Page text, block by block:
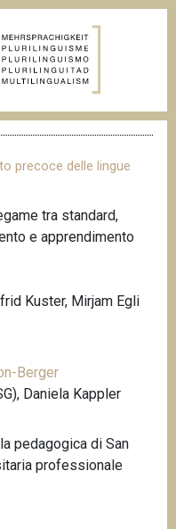
precoce delle lingue
tra standard,
e apprendimento
Kuster, Mirjam Egli
Berger
Daniela Kappler
pedagogica di San
professionale